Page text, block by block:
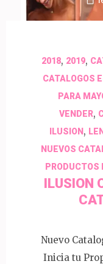
2018, 2019,
CATALOGOS
PARA
VENDER,
ILUSION ,
NUEVOS
PRODUCTOS
ILUSION
Nuevo
Inicia tu